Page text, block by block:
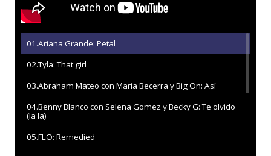
01.Ariana Grande: Petal
02.Tyla: That girl
03.Abraham Mateo con Maria Becerra y Big On: Así
04.Benny Blanco con Selena Gomez y Becky G: Te olvido
(la la)
05.FLO: Remedied